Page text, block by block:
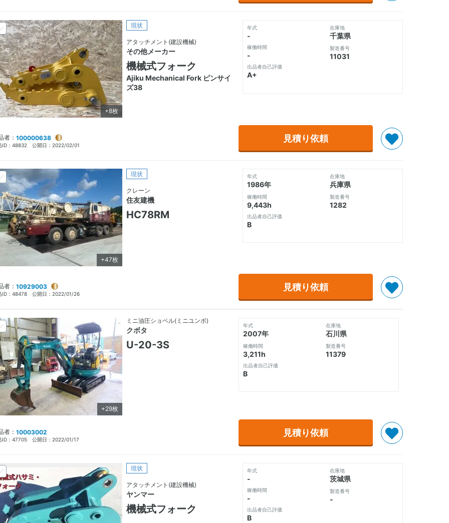
+8枚
現状
アタッチメント(建設機械)
その他メーカー
機械式フォーク
Ajiku Mechanical Fork ピンサイ
ズ38
年式
-
稼働時間
-
出品者自己評価
A+
在庫地
千葉県
製造番号
11031
見積り依頼
者： 100000638
ID： 48832 公開日： 2022/02/01
+47枚
現状
クレーン
住友建機
HC78RM
年式
1986年
稼働時間
9,443h
出品者自己評価
B
在庫地
兵庫県
製造番号
1282
見積り依頼
者： 10929003
ID： 48478 公開日： 2022/01/26
+29枚
ミニ油圧ショベル(ミニユンボ)
クボタ
U-20-3S
年式
2007年
稼働時間
3,211h
出品者自己評価
B
在庫地
石川県
製造番号
11379
見積り依頼
者： 10003002
ID： 47705 公開日： 2022/01/17
現状
アタッチメント(建設機械)
ヤンマー
機械式フォーク
年式
-
稼働時間
-
出品者自己評価
B
在庫地
茨城県
製造番号
-